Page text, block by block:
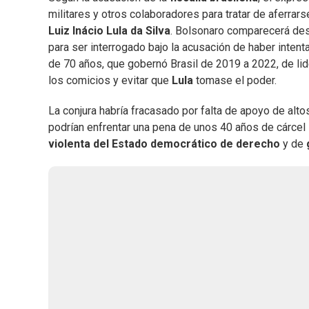
militares y otros colaboradores para tratar de
Luiz Inácio Lula da Silva. Bolsonaro comparecerá
para ser interrogado bajo la acusación de haber
de 70 años, que gobernó Brasil de 2019 a 2022, de
los comicios y evitar que Lula tomase el poder.
La conjura habría fracasado por falta de apoyo de
podrían enfrentar una pena de unos 40 años de
violenta del Estado democrático de derecho y de